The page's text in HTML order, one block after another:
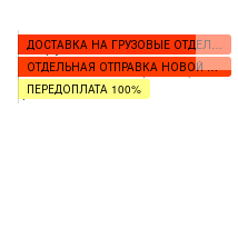
ДОСТАВКА НА ГРУЗОВЫЕ ОТДЕЛЕНИЯ
ОТДЕЛЬНАЯ ОТПРАВКА НОВОЙ ПОЧТОЙ
ПЕРЕДОПЛАТА 100%